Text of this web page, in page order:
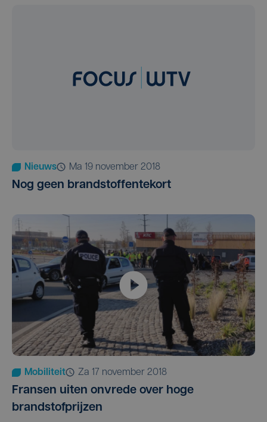
Nieuws ma 19 november 2018
Nog geen brandstoffentekort
Mobiliteit za 17 november 2018
Fransen uiten onvrede over hoge
brandstofprijzen